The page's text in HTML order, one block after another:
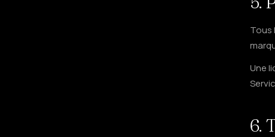
Tous
Une
6.